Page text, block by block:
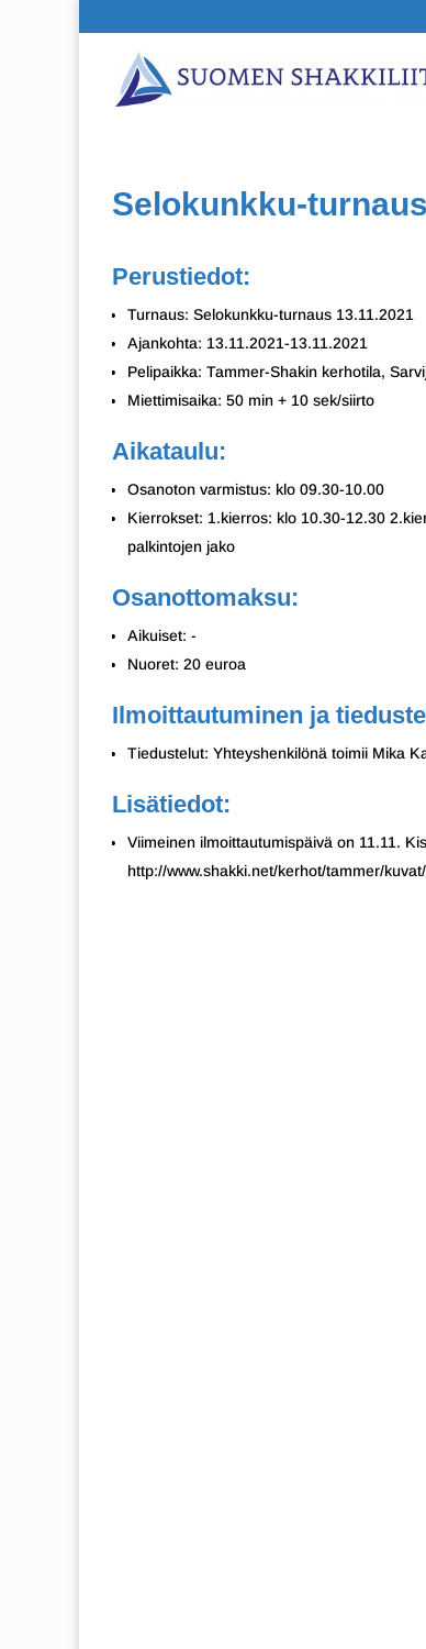
Selokunkku-
Perustiedot:
Turnaus: Selokunkku-turnaus 13.11.2021
Ajankohta: 13.11.2021-13.11.2021
Pelipaikka: Tammer-Shakin kerhotila,
Miettimisaika: 50 min + 10 sek/siirto
Aikataulu:
Osanoton varmistus: klo 09.30-10.00
Kierrokset: 1.kierros: klo 10.30-12.30
palkintojen jako
Osanottomaksu:
Aikuiset: -
Nuoret: 20 euroa
Ilmoittautuminen ja
Tiedustelut: Yhteyshenkilönä toimii Mika
Lisätiedot:
Viimeinen ilmoittautumispäivä on 11.11.
http://www.shakki.net/kerhot/tammer/